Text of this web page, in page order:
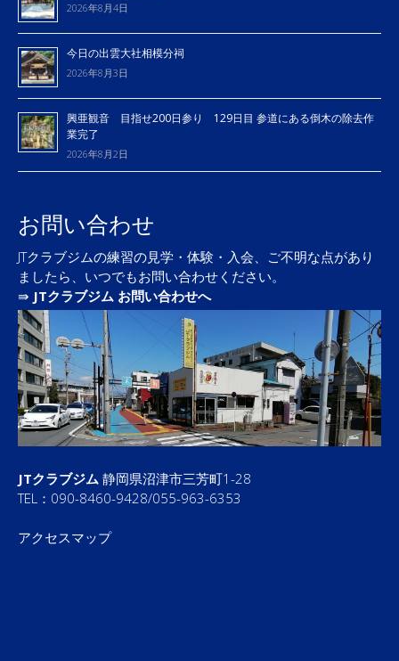
2026年8月4日
今日の出雲大社相模分祠
2026年8月3日
興亜観音 目指せ200日参り 129日目 参道にある倒木の除去作
業完了
2026年8月2日
お問い合わせ
JTクラブジムの練習の見学・体験・入会、ご不明な点があり
ましたら、いつでもお問い合わせください。
⇛ JTクラブジム お問い合わせへ
JTクラブジム 静岡県沼津市三芳町1-28
TEL：090-8460-9428/055-963-6353
アクセスマップ